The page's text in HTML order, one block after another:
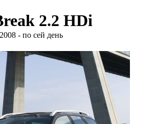
2.2 HDi
2008 - по сей день